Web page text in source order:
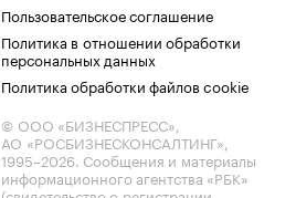
Пользовательское соглашение
Политика в отношении обработки
персональных данных
Политика обработки файлов cookie
© ООО «БИЗНЕСПРЕСС»,
АО «РОСБИЗНЕСКОНСАЛТИНГ»,
1995–2026. Сообщения и материалы
информационного агентства «РБК»